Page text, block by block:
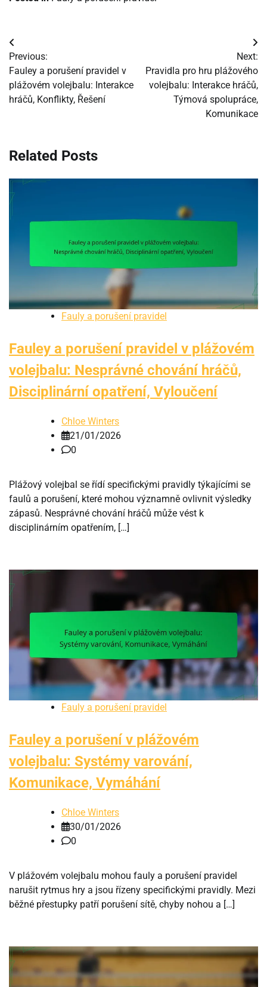
Post
navigation
Previous:
Fauley a porušení pravidel v
plážovém volejbalu: Interakce
hráčů, Konflikty, Řešení
Next:
Pravidla pro hru plážového
volejbalu: Interakce hráčů,
Týmová spolupráce,
Komunikace
Related Posts
Fauly a porušení pravidel
Fauley a porušení pravidel v plážovém
volejbalu: Nesprávné chování hráčů,
Disciplinární opatření, Vyloučení
Chloe Winters
21/01/2026
0
Plážový volejbal se řídí specifickými pravidly týkajícími se
faulů a porušení, které mohou významně ovlivnit výsledky
zápasů. Nesprávné chování hráčů může vést k
disciplinárním opatřením, […]
Fauly a porušení pravidel
Fauley a porušení v plážovém
volejbalu: Systémy varování,
Komunikace, Vymáhání
Chloe Winters
30/01/2026
0
V plážovém volejbalu mohou fauly a porušení pravidel
narušit rytmus hry a jsou řízeny specifickými pravidly. Mezi
běžné přestupky patří porušení sítě, chyby nohou a […]